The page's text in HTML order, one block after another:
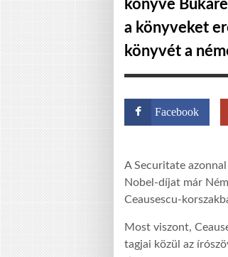
könyve
a könyveket
könyvét a
Facebook
A Securitate
Nobel-díjat már
Ceausescu-
Most viszont,
tagjai közül az